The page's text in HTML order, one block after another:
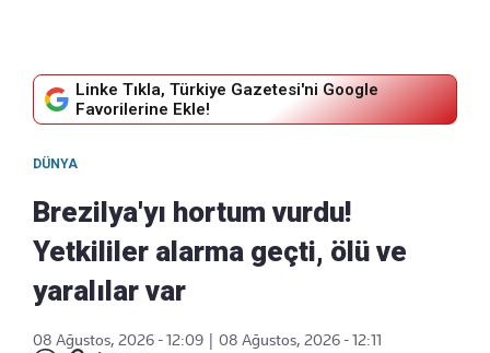
Linke Tıkla, Türkiye Gazetesi'ni Google
Favorilerine Ekle!
DÜNYA
Brezilya'yı hortum vurdu!
Yetkililer alarma geçti, ölü ve
yaralılar var
08 Ağustos, 2026 - 12:09
08 Ağustos, 2026 - 12:11